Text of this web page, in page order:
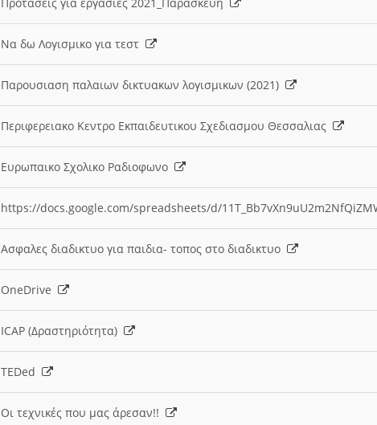
Να δω Λογισμικο για τεστ
Παρουσιαση παλαιων δικτυακων λογισμικων (2021)
Περιφερειακο Κεντρο Εκπαιδευτικου Σχεδιασμου Θεσσαλιας
Ευρωπαικο Σχολικο Ραδιοφωνο
https://docs.google.com/spreadsheets/d/
Ασφαλες διαδικτυο για παιδια- τοπος στο διαδικτυο
OneDrive
ICAP (Δραστηριότητα)
TEDed
Οι τεχνικές που μας άρεσαν!!